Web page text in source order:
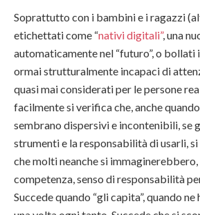
Soprattutto con i bambini e i ragazzi
etichettati come “nativi digitali”, una
automaticamente nel “futuro”, o bollati
ormai strutturalmente incapaci di
quasi mai considerati per le persone
facilmente si verifica che, anche
sembrano dispersivi e incontenibili, se
strumenti e la responsabilità di usarli,
che molti neanche si immaginerebbero,
competenza, senso di responsabilità
Succede quando “gli capita”, quando ne